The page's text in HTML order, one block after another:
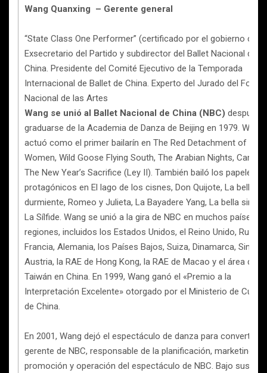
Wang Quanxing – Gerente general
“State Class One Performer” (certificado por el gobierno
Exsecretario del Partido y subdirector del Ballet Nacional de
China. Presidente del Comité Ejecutivo de la Temporada
Internacional de Ballet de China. Experto del Jurado del Fondo
Nacional de las Artes
Wang se unió al Ballet Nacional de China (NBC) después
graduarse de la Academia de Danza de Beijing en 1979. Wang
actuó como el primer bailarín en The Red Detachment of
Women, Wild Goose Flying South, The Arabian Nights,
The New Year’s Sacrifice (Ley II). También bailó los papeles
protagónicos en El lago de los cisnes, Don Quijote, La bella
durmiente, Romeo y Julieta, La Bayadere Yang, La bella sirena
La Sílfide. Wang se unió a la gira de NBC en muchos países y
regiones, incluidos los Estados Unidos, el Reino Unido, Rusia,
Francia, Alemania, los Países Bajos, Suiza, Dinamarca,
Austria, la RAE de Hong Kong, la RAE de Macao y el área de
Taiwán en China. En 1999, Wang ganó el «Premio a la
Interpretación Excelente» otorgado por el Ministerio de
de China.
En 2001, Wang dejó el espectáculo de danza para convertirse
gerente de NBC, responsable de la planificación, marketing,
promoción y operación del espectáculo de NBC. Bajo sus